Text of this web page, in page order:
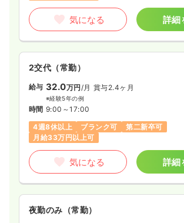
気になる 詳細
2交代（常勤）
給与 32.0万円/月 賞与2.4ヶ月
※経験5年の例
時間 9:00～17:00
4週8休以上
ブランク可
第二新卒可
月給33万円以上可
気になる 詳細
夜勤のみ（常勤）